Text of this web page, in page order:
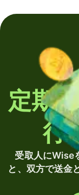
定期
行
受取人にWise
と、双方で送金